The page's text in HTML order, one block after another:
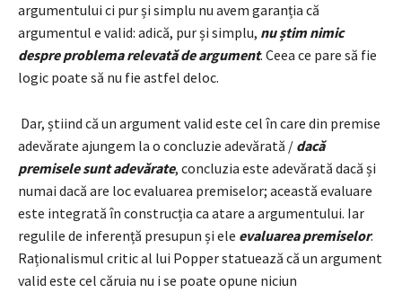
argumentului ci pur și simplu nu avem garanția că
argumentul e valid: adică, pur și simplu, nu știm nimic
despre problema relevată de argument. Ceea ce pare să fie
logic poate să nu fie astfel deloc.
Dar, știind că un argument valid este cel în care din premise
adevărate ajungem la o concluzie adevărată / dacă
premisele sunt adevărate, concluzia este adevărată dacă și
numai dacă are loc evaluarea premiselor; această evaluare
este integrată în construcția ca atare a argumentului. Iar
regulile de inferență presupun și ele evaluarea premiselor.
Raționalismul critic al lui Popper statuează că un argument
valid este cel căruia nu i se poate opune niciun